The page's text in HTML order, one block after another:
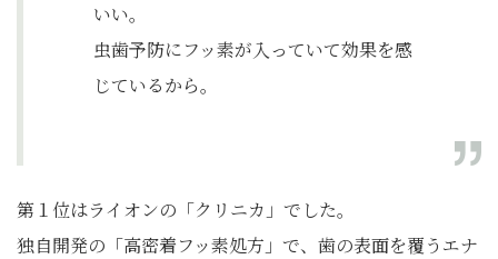
いい。
虫歯予防にフッ素が入っていて効果を感
じているから。
第１位はライオンの「クリニカ」でした。
独自開発の「高密着フッ素処方」で、歯の表面を覆うエナ